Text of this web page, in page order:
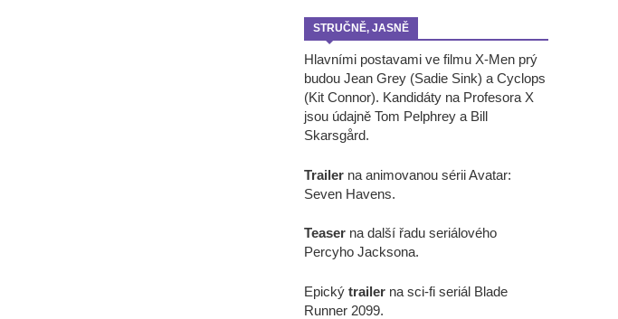
STRUČNĚ, JASNĚ
Hlavními postavami ve filmu X-Men prý
budou Jean Grey (Sadie Sink) a Cyclops
(Kit Connor). Kandidáty na Profesora X
jsou údajně Tom Pelphrey a Bill
Skarsgård.
Trailer na animovanou sérii Avatar:
Seven Havens.
Teaser na další řadu seriálového
Percyho Jacksona.
Epický trailer na sci-fi seriál Blade
Runner 2099.